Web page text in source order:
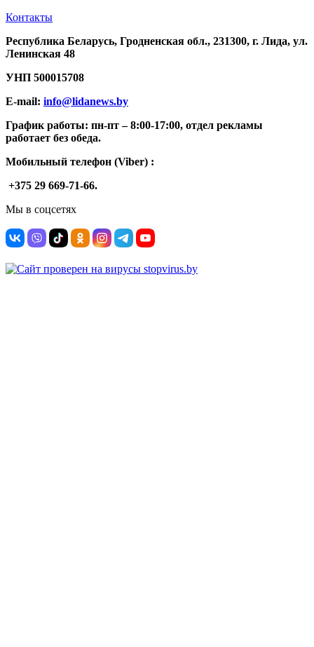
Контакты
Республика Беларусь, Гродненская обл., 231300, г. Лида, ул.
Ленинская 48
УНП 500015708
E-mail: info@lidanews.by
График работы: пн-пт –8:00-17:00, отдел рекламы
работает без обеда.
Мобильный телефон (Viber) :
+375 29 669-71-66.
Мы в соцсетях